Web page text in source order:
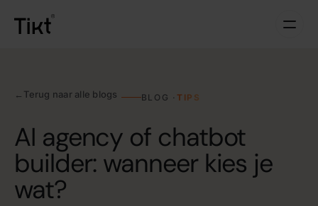
← Terug naar alle blogs BLOG · TIPS
AI agency of chatbot
builder: wanneer kies je
wat?